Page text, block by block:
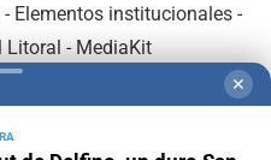
- Elementos institucionales-
Litoral - MediaKit
✕